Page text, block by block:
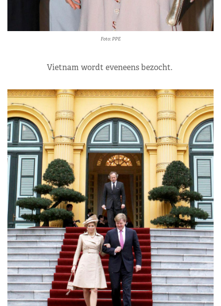
Foto: PPE
Vietnam wordt eveneens bezocht.